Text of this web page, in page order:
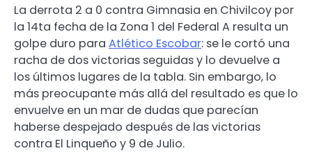
La derrota 2 a 0 contra Gimnasia en Chivilcoy por
la 14ta fecha de la Zona 1 del Federal A resulta un
golpe duro para Atlético Escobar: se le cortó una
racha de dos victorias seguidas y lo devuelve a
los últimos lugares de la tabla. Sin embargo, lo
más preocupante más allá del resultado es que lo
envuelve en un mar de dudas que parecían
haberse despejado después de las victorias
contra El Linqueño y 9 de Julio.